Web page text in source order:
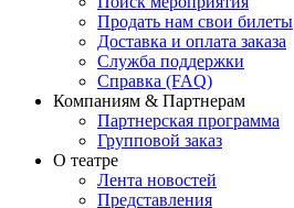
Продать нам свои билеты
Доставка и оплата заказа
Служба поддержки
Справка (FAQ)
Компаниям & Партнерам
Партнерская программа
Групповой заказ
О театре
Лента новостей
Представления